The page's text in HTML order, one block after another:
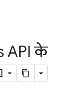
API के